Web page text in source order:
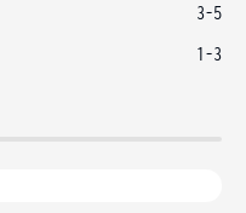
3-5
1-3